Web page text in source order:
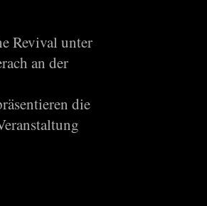
Revival unter
an der
die